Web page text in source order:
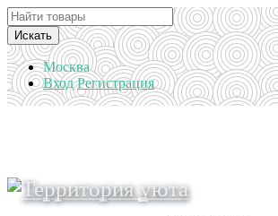
Искать
Москва
Вход Регистрация